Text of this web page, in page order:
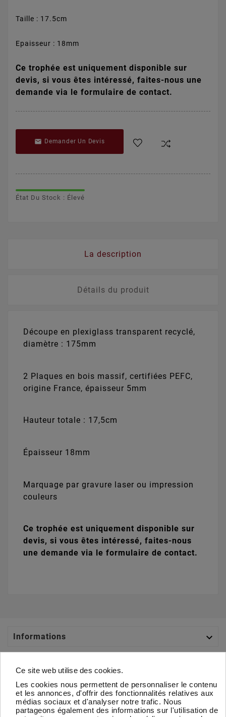
Taille : 17.5cm
Epaisseur : 18mm
Ce trophée est uniquement disponible sur
devis, si vous êtes intéressé, faites-nous une
demande via le formulaire de contact.
 Demander Un Devis
État Du Stock : Élevé
La description
Détails du produit
Découpe en plexiglass transparent recyclé,
diamètre : 175mm
2 Plaques en bois massif, certifiées PEFC,
origine France, épaisseur 5mm
Hauteur totale : 17,5cm
Épaisseur 18mm
Marquage par gravure laser ou impression
couleurs
Ce trophée est uniquement disponible sur
devis, si vous êtes intéressé, faites-nous
une demande via le formulaire de contact.
Informations 
Votre Compte 
À Propos
Ce site web utilise des cookies.
Les cookies nous permettent de personnaliser le contenu
et les annonces, d'offrir des fonctionnalités relatives aux
médias sociaux et d'analyser notre trafic. Nous
partageons également des informations sur l'utilisation de